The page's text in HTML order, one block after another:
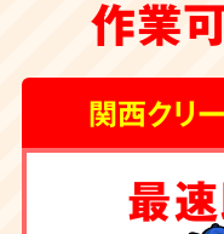
作業
関西クリ
最速